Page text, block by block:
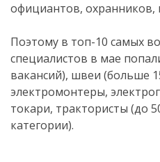
официантов, охранников,
Поэтому в топ-10 самых
специалистов в мае
вакансий), швеи (больше
электромонтеры,
токари, трактористы (до
категории).